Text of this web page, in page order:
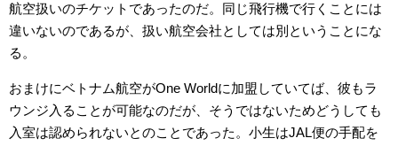
航空扱いのチケットであったのだ。同じ飛行機で行くことには
違いないのであるが、扱い航空会社としては別ということにな
る。
おまけにベトナム航空がOne Worldに加盟していてば、彼もラ
ウンジ入ることが可能なのだが、そうではないためどうしても
入室は認められないとのことであった。小生はJAL便の手配を